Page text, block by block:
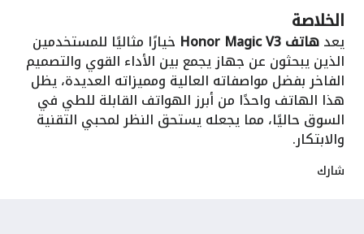
الخلاصة
يعدهاتف Honor Magic V3 خيارًا مثاليًا للمستخدمين
الذين يبحثون عن جهاز يجمع بين الأداء القوي والتصميم
الفاخر بفضل مواصفاته العالية ومميزاته العديدة، يظل
هذا الهاتف واحدًا من أبرز الهواتف القابلة للطي في
السوق حاليًا، مما يجعله يستحق النظر لمحبي التقنية
والابتكار.
شارك